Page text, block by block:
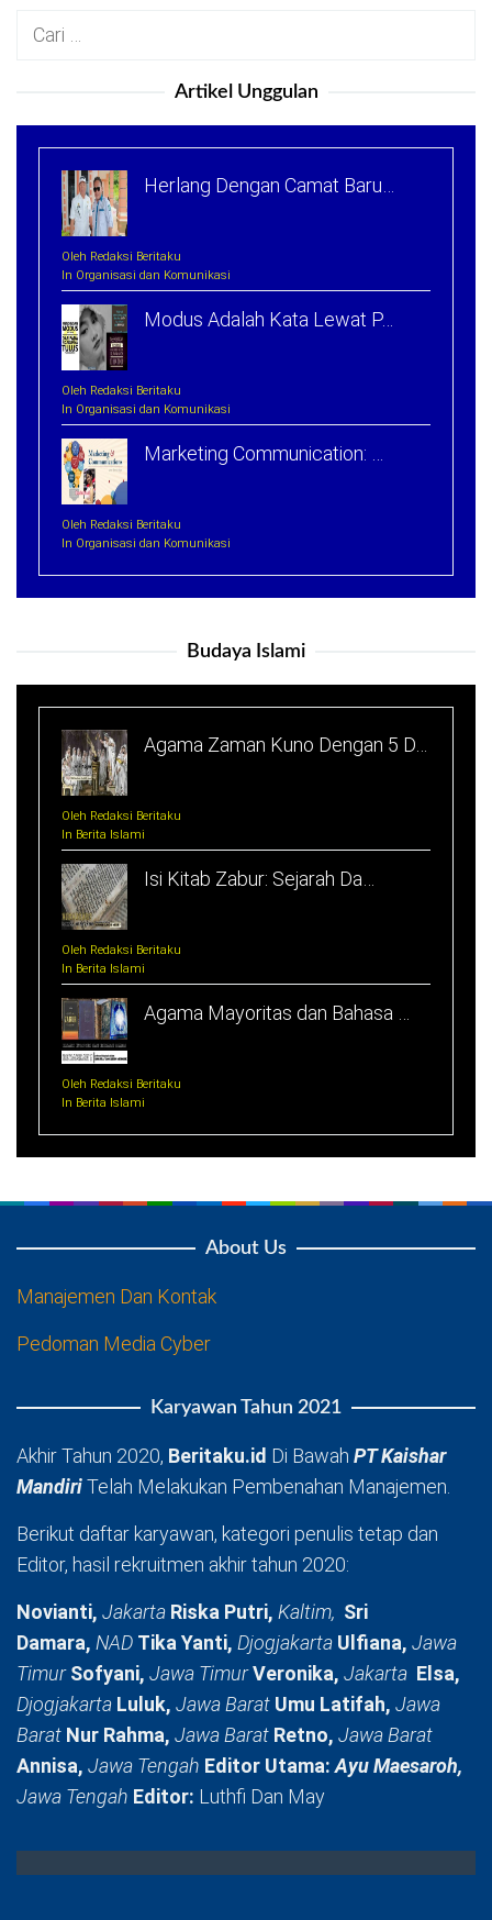
Cari
Artikel Unggulan
Herlang Dengan Camat Baru…
Oleh Redaksi Beritaku
In Organisasi dan Komunikasi
Modus Adalah Kata Lewat P…
Oleh Redaksi Beritaku
In Organisasi dan Komunikasi
Marketing Communication: …
Oleh Redaksi Beritaku
In Organisasi dan Komunikasi
Budaya Islami
Agama Zaman Kuno Dengan 5 D…
Oleh Redaksi Beritaku
In Berita Islami
Isi Kitab Zabur: Sejarah Da…
Oleh Redaksi Beritaku
In Berita Islami
Agama Mayoritas dan Bahasa …
Oleh Redaksi Beritaku
In Berita Islami
About Us
Manajemen Dan Kontak
Pedoman Media Cyber
Karyawan Tahun 2021
Akhir Tahun 2020, Beritaku.id Di Bawah PT Kaishar
MandiriTelah Melakukan Pembenahan Manajemen.
Berikut daftar karyawan, kategori penulis tetap dan
Editor, hasil rekruitmen akhir tahun 2020:
Novianti, Jakarta Riska Putri, Kaltim, Sri
Damara, NAD Tika Yanti, Djogjakarta Ulfiana, Jawa
TimurSofyani, Jawa TimurVeronika, Jakarta Elsa,
Djogjakarta Luluk, Jawa Barat Umu Latifah, Jawa
Barat Nur Rahma, Jawa Barat Retno, Jawa Barat
Annisa, Jawa Tengah Editor Utama:Ayu Maesaroh,
Jawa Tengah Editor: Luthfi Dan May